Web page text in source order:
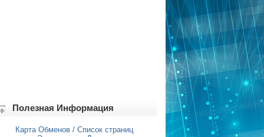
Полезная Информация
Карта Обменов / Список страниц